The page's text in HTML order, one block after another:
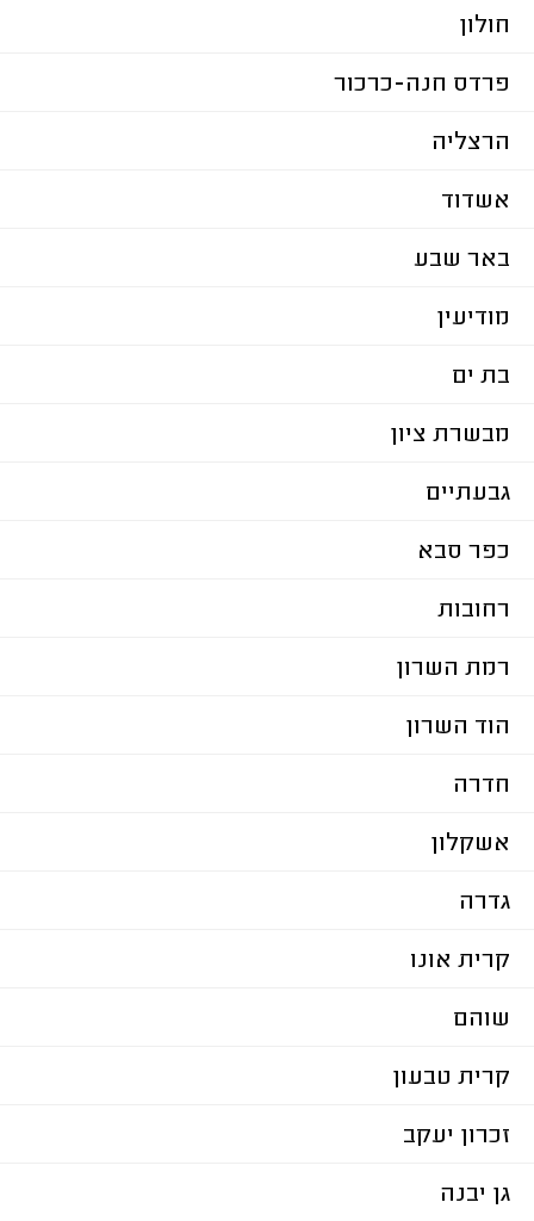
חולון
פרדס חנה-כרכור
הרצליה
אשדוד
באר שבע
מודיעין
בת ים
מבשרת ציון
גבעתיים
כפר סבא
רחובות
רמת השרון
הוד השרון
חדרה
אשקלון
גדרה
קרית אונו
שוהם
קרית טבעון
זכרון יעקב
גן יבנה